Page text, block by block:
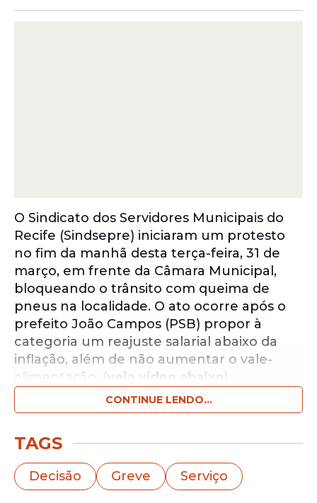
O Sindicato dos Servidores Municipais do
Recife (Sindsepre) iniciaram um protesto
no fim da manhã desta terça-feira, 31 de
março, em frente da Câmara Municipal,
bloqueando o trânsito com queima de
pneus na localidade. O ato ocorre após o
prefeito João Campos (PSB) propor à
categoria um reajuste salarial abaixo da
inflação, além de não aumentar o vale-
alimentação. (veja vídeo abaixo )
de Prefeiturapelo nosso canal.
Entrar no canal
CONTINUE LENDO...
TAGS
Decisão Greve Serviço